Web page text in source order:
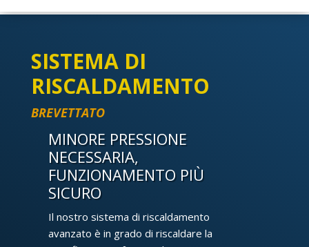
SISTEMA DI
RISCALDAMENTO
BREVETTATO
MINORE PRESSIONE
NECESSARIA,
FUNZIONAMENTO PIÙ
SICURO
Il nostro sistema di riscaldamento
avanzato è in grado di riscaldare la